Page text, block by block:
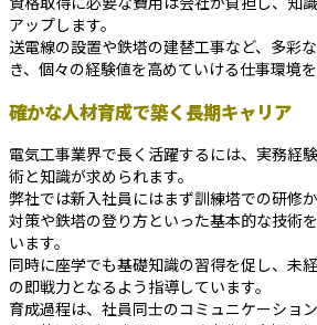
アップします。
送電線の設置や鉄塔の建替工事など、多彩
き、個々の経験値を高めていける仕事環境を
確かな人材育成で築く長期キャリア
電気工事業界で長く活躍するには、実務経
術と知識が求められます。
弊社では新入社員にはまず訓練塔での研修
対策や鉄塔の登り方といった基本的な技術
います。
同時に座学でも基礎知識の習得を促し、未
の即戦力となるよう指導しています。
育成過程は、社員同士のコミュニケーショ